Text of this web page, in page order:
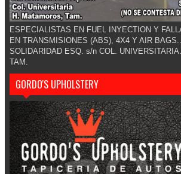
ESPECIALISTAS EN FUEL INYECTION Y
EN TRANSMISIONES (ABS), 4X4 Y AIR
SOLIDARIDAD ESQ. s/n COL.
TAM.
GORDO'S UPHOLSTERY